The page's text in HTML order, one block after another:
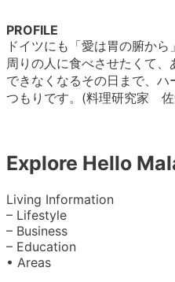
PROFILE
ドイツにも「愛は胃の腑から
周りの人に食べさせたくて
できなくなるその日まで、
つもりです。(料理研究家 佐
Explore Hello
Living Information
– Lifestyle
– Business
– Education
• Areas